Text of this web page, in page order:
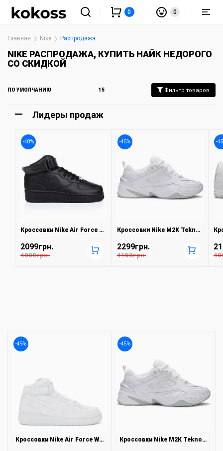
0 0
Главная Nike Распродажа
NIKE РАСПРОДАЖА, КУПИТЬ НАЙК НЕДОРОГО
СО СКИДКОЙ
ПО УМОЛЧАНИЮ 15 Фильтр товаров
Лидеры продаж
-48%
Кроссовки Nike Air Force Black
2099грн.
4000грн. +
-45%
Кроссовки Nike M2K Tekno Triple White
2299грн.
4150грн. +
-
-49%
Кроссовки Nike Air Force White
-45%
Кроссовки Nike M2K Tekno Triple White